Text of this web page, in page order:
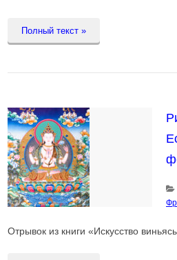
Полный текст »
Отрывок из книги «Искусство